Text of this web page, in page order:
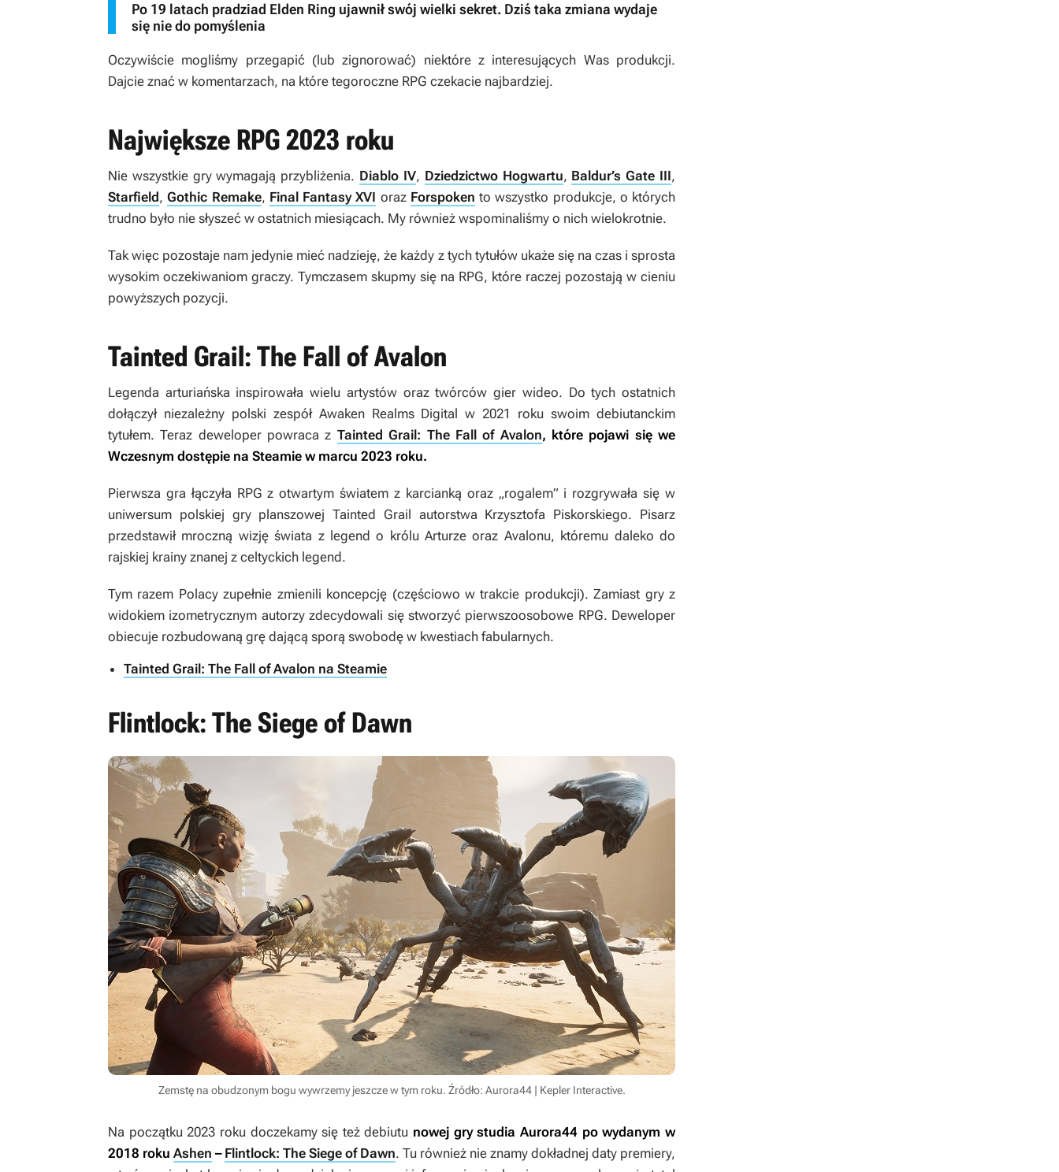
Po 19 latach pradziad Elden Ring ujawnił swój wielki sekret. Dziś taka zmiana wydaje
się nie do pomyślenia
Oczywiście mogliśmy przegapić (lub zignorować) niektóre z interesujących Was produkcji.
Dajcie znać w komentarzach, na które tegoroczne RPG czekacie najbardziej.
Największe RPG 2023 roku
Nie wszystkie gry wymagają przybliżenia. Diablo IV, Dziedzictwo Hogwartu, Baldur’s Gate III,
Starfield,Gothic Remake, Final Fantasy XVI oraz Forspoken to wszystko produkcje, o których
trudno było nie słyszeć w ostatnich miesiącach. My również wspominaliśmy o nich wielokrotnie.
Tak więc pozostaje nam jedynie mieć nadzieję, że każdy z tych tytułów ukaże się na czas i sprosta
wysokim oczekiwaniom graczy. Tymczasem skupmy się na RPG, które raczej pozostają w cieniu
powyższych pozycji.
Tainted Grail: The Fall of Avalon
Legenda arturiańska inspirowała wielu artystów oraz twórców gier wideo. Do tych ostatnich
dołączył niezależny polski zespół Awaken Realms Digital w 2021 roku swoim debiutanckim
tytułem. Teraz deweloper powraca z Tainted Grail: The Fall of Avalon, które pojawi się we
Wczesnym dostępie na Steamie w marcu 2023 roku.
Pierwsza gra łączyła RPG z otwartym światem z karcianką oraz „rogalem” i rozgrywała się w
uniwersum polskiej gry planszowejTainted Grail autorstwa Krzysztofa Piskorskiego. Pisarz
przedstawił mroczną wizję świata z legend o królu Arturze oraz Avalonu, któremu daleko do
rajskiej krainy znanej z celtyckich legend.
Tym razem Polacy zupełnie zmienili koncepcję (częściowo w trakcie produkcji). Zamiast gry z
widokiem izometrycznym autorzy zdecydowali się stworzyć pierwszoosobowe RPG. Deweloper
obiecuje rozbudowaną grę dającą sporą swobodę w kwestiach fabularnych.
Tainted Grail: The Fall of Avalon na Steamie
Flintlock: The Siege of Dawn
Zemstę na obudzonym bogu wywrzemy jeszcze w tym roku. Źródło: Aurora44 | Kepler Interactive.
Na początku 2023 roku doczekamy się też debiutu nowej gry studia Aurora44 po wydanym w
2018 roku Ashen – Flintlock: The Siege of Dawn. Tu również nie znamy dokładnej daty premiery,